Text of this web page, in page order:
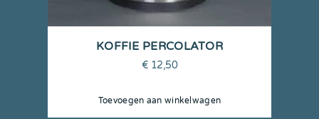
KOFFIE PERCOLATOR
€ 12,50
Toevoegen aan winkelwagen